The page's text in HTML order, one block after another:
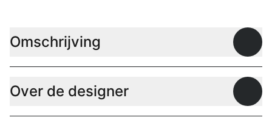
Omschrijving
Over de designer